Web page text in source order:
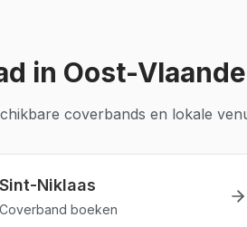
in Oost-
coverbands en lokale
Sint-Niklaas
Coverband boeken